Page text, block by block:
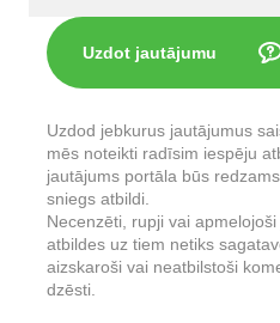
Uzdot jautājumu
Uzdod jebkurus jautājumus
mēs noteikti radīsim iespēju
jautājums portāla būs
sniegs atbildi.
Necenzēti, rupji vai
atbildes uz tiem netiks
aizskaroši vai neatbilstoši
dzēsti.